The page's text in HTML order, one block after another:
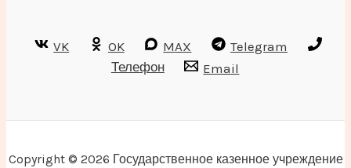
VK OK MAX
Telegram
Телефон
Email
Copyright © 2026 Государственное казенное учреждение